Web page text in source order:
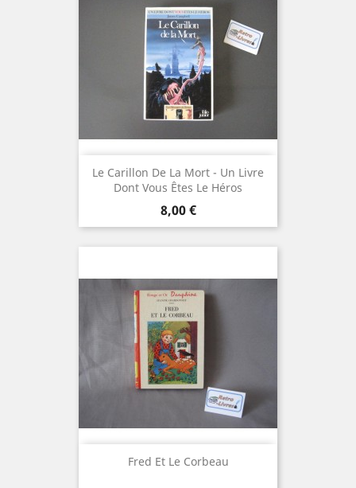
Le Carillon De La Mort - Un Livre
Dont Vous Êtes Le Héros
Prix
8,00 €
Fred Et Le Corbeau